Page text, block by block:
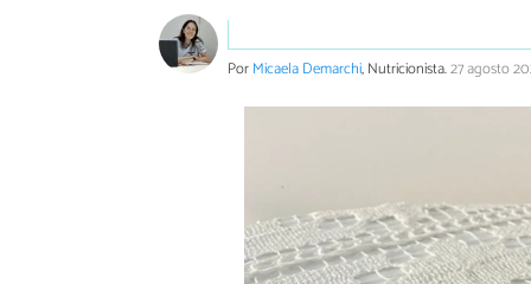
PorMicaela Demarchi, Nutricionista.27 agosto